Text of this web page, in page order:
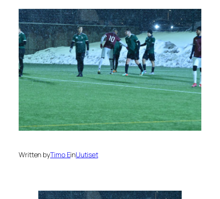
Written byTimo EinUutiset